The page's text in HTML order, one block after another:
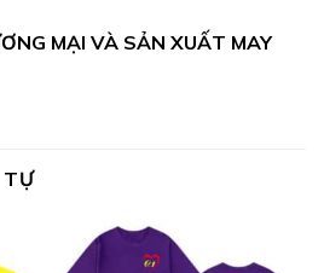
MẠI VÀ SẢN XUẤT MAY
TỰ